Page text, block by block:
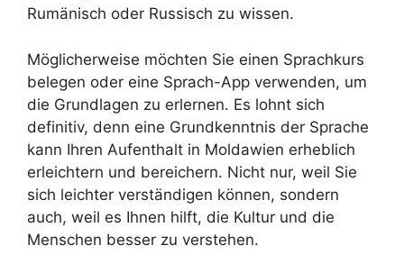
Rumänisch oder Russisch zu wissen.
Möglicherweise möchten Sie einen Sprachkurs
belegen oder eine Sprach-App verwenden, um
die Grundlagen zu erlernen. Es lohnt sich
definitiv, denn eine Grundkenntnis der Sprache
kann Ihren Aufenthalt in Moldawien erheblich
erleichtern und bereichern. Nicht nur, weil Sie
sich leichter verständigen können, sondern
auch, weil es Ihnen hilft, die Kultur und die
Menschen besser zu verstehen.